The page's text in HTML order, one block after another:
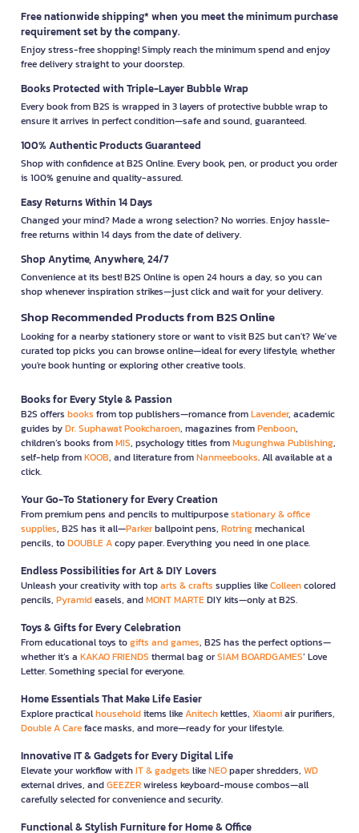
Free nationwide shipping* when you meet the minimum purchase
requirement set by the company.
Enjoy stress-free shopping! Simply reach the minimum spend and enjoy
free delivery straight to your doorstep.
Books Protected with Triple-Layer Bubble Wrap
Every book from B2S is wrapped in 3 layers of protective bubble wrap to
ensure it arrives in perfect condition—safe and sound, guaranteed.
100% Authentic Products Guaranteed
Shop with confidence at B2S Online. Every book, pen, or product you order
is 100% genuine and quality-assured.
Easy Returns Within 14 Days
Changed your mind? Made a wrong selection? No worries. Enjoy hassle-
free returns within 14 days from the date of delivery.
Shop Anytime, Anywhere, 24/7
Convenience at its best! B2S Online is open 24 hours a day, so you can
shop whenever inspiration strikes—just click and wait for your delivery.
Shop Recommended Products from B2S Online
Looking for a nearby stationery store or want to visit B2S but can't? We’ve
curated top picks you can browse online—ideal for every lifestyle, whether
you're book hunting or exploring other creative tools.
Books for Every Style & Passion
B2S offers books from top publishers—romance fromLavender, academic
guides byDr. Suphawat Pookcharoen, magazines fromPenboon,
children’s books fromMIS, psychology titles fromMugunghwa Publishing,
self-help fromKOOB, and literature fromNanmeebooks. All available at a
click.
Your Go-To Stationery for Every Creation
From premium pens and pencils to multipurposestationary & office
supplies, B2S has it all—Parkerballpoint pens, Rotringmechanical
pencils, toDOUBLE Acopy paper. Everything you need in one place.
Endless Possibilities for Art & DIY Lovers
Unleash your creativity with toparts & crafts supplies likeColleencolored
pencils, Pyramideasels, andMONT MARTEDIY kits—only at B2S.
Toys & Gifts for Every Celebration
From educational toys togifts and games, B2S has the perfect options—
whether it’s a KAKAO FRIENDS thermal bag orSIAM BOARDGAMES’ Love
Letter. Something special for everyone.
Home Essentials That Make Life Easier
Explore practicalhouseholditems likeAnitechkettles, Xiaomiair purifiers,
Double A Careface masks, and more—ready for your lifestyle.
Innovative IT & Gadgets for Every Digital Life
Elevate your workflow withIT & gadgets likeNEOpaper shredders, WD
external drives, andGEEZERwireless keyboard-mouse combos—all
carefully selected for convenience and security.
Functional & Stylish Furniture for Home & Office